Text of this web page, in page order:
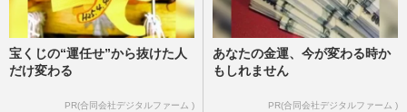
宝くじの“運任せ”から抜けた人
だけ変わる
PR(合同会社デジタルファーム )
あなたの金運、今が変わる時か
もしれません
PR(合同会社デジタルファーム )